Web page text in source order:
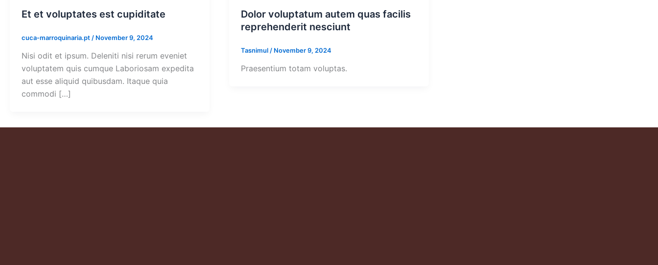
Et et voluptates est cupiditate
cuca-marroquinaria.pt / November 9, 2024
Nisi odit et ipsum. Deleniti nisi rerum eveniet
voluptatem quis cumque Laboriosam expedita
aut esse aliquid quibusdam. Itaque quia
commodi […]
Dolor voluptatum autem quas facilis
reprehenderit nesciunt
Tasnimul / November 9, 2024
Praesentium totam voluptas.